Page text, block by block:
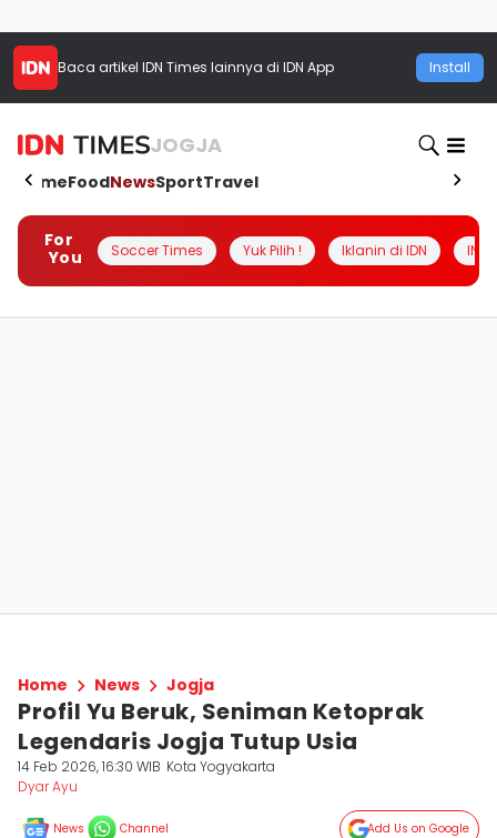
Baca artikel IDN Times lainnya di IDN App Install
JOGJA
HomeFoodNewsSportTravel
For
You
Soccer Times Yuk Pilih ! Iklanin di IDN
Home News Jogja
Profil Yu Beruk, Seniman Ketoprak
Legendaris Jogja Tutup Usia
14 Feb 2026, 16:30 WIB Kota Yogyakarta
Dyar Ayu
News Channel Add Us on Google